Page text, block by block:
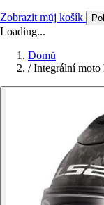
Zobrazit můj košík
Loading...
Domů
/ Integrální moto